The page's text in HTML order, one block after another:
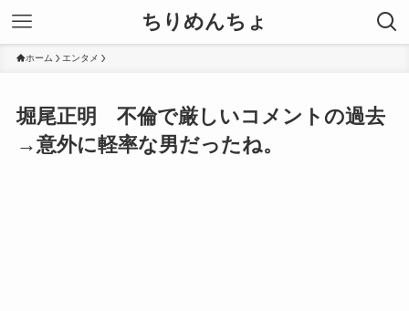
ちりめんちょ
ホーム エンタメ
堀尾正明 不倫で厳しいコメントの過去
→意外に軽率な男だったね。